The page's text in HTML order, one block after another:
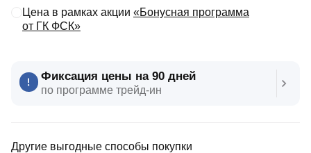
Фиксация цены на 90 дней
по программе трейд‑ин
Другие выгодные способы покупки
Цена в рамках акции «Бонусная программа
от ГК ФСК»